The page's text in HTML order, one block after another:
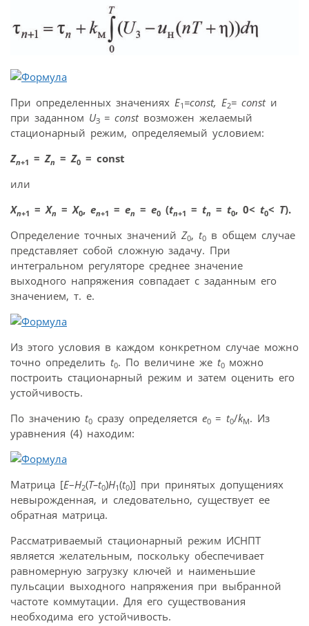
При определенных значениях E1 =const, E2= const и
при заданном UЗ = const возможен желаемый
стационарный режим, определяемый условием:
Zn+1 =Zn =Z0 = const
или
Xn+1 =Xn =X0, en+1 = en = e0 (tn+1 = tn = t0, 0< t0< T).
Определение точных значений Z0, t0 в общем случае
представляет собой сложную задачу. При
интегральном регуляторе среднее значение
выходного напряжения совпадает с заданным его
значением, т. е.
Из этого условия в каждом конкретном случае можно
точно определить t0. По величине же t0 можно
построить стационарный режим и затем оценить его
устойчивость.
По значению t0 сразу определяется e0 = t0/kM. Из
уравнения (4) находим:
Матрица [E–H2(T–t0)H1(t0)] при принятых допущениях
невырожденная, и следовательно, существует ее
обратная матрица.
Рассматриваемый стационарный режим ИСНПТ
является желательным, поскольку обеспечивает
равномерную загрузку ключей и наименьшие
пульсации выходного напряжения при выбранной
частоте коммутации. Для его существования
необходима его устойчивость.